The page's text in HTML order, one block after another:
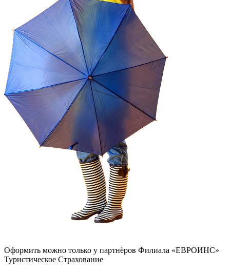
Оформить можно только у партнёров Филиала «ЕВРОИНС»
Туристическое Страхование